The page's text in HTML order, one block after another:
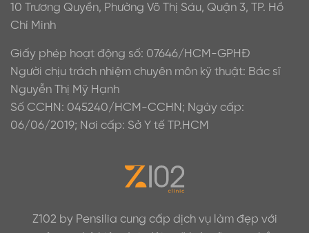
10 Trương Quyền, Phường Võ Thị Sáu, Quận 3, TP. Hồ
Chí Minh
Giấy phép hoạt động số: 07646/HCM-GPHĐ
Người chịu trách nhiệm chuyên môn kỹ thuật: Bác sĩ
Nguyễn Thị Mỹ Hạnh
Số CCHN: 045240/HCM-CCHN; Ngày cấp:
06/06/2019; Nơi cấp: Sở Y tế TP.HCM
Z102 by Pensilia cung cấp dịch vụ làm đẹp với